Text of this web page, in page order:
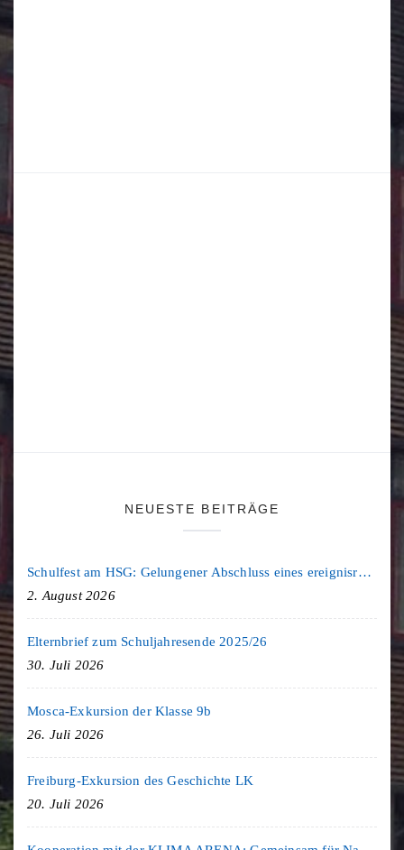
NEUESTE BEITRÄGE
Schulfest am HSG: Gelungener Abschluss eines ereignisreichen Schuljahres
2. August 2026
Elternbrief zum Schuljahresende 2025/26
30. Juli 2026
Mosca-Exkursion der Klasse 9b
26. Juli 2026
Freiburg-Exkursion des Geschichte LK
20. Juli 2026